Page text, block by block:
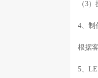
（3
4、制
根据
5、